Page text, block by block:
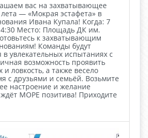
вас на захватывающее
— «Мокрая эстафета» в
Ивана Купала! Когда: 7
Место: Площадь ДК им.
к захватывающим
Команды будут
в увлекательных испытаниях с
возможность проявить
ловкость, а также весело
с друзьями и семьёй. Возьмите
настроение и желание
МОРЕ позитива! Приходите